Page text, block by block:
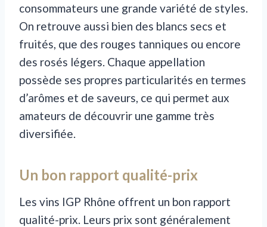
consommateurs une grande variété de styles.
On retrouve aussi bien des blancs secs et
fruités, que des rouges tanniques ou encore
des rosés légers. Chaque appellation
possède ses propres particularités en termes
d’arômes et de saveurs, ce qui permet aux
amateurs de découvrir une gamme très
diversifiée.
Un bon rapport qualité-prix
Les vins IGP Rhône offrent un bon rapport
qualité-prix. Leurs prix sont généralement